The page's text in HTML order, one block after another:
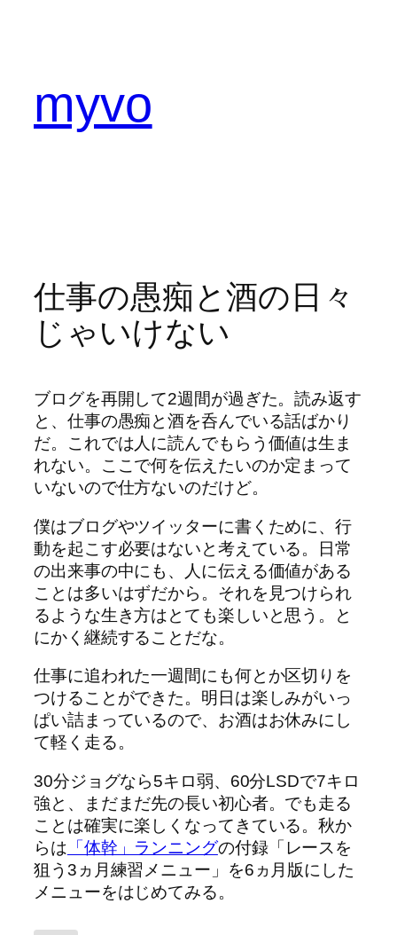
myvo
仕事の愚痴と酒の日々
じゃいけない
ブログを再開して2週間が過ぎた。読み返す
と、仕事の愚痴と酒を呑んでいる話ばかり
だ。これでは人に読んでもらう価値は生ま
れない。ここで何を伝えたいのか定まって
いないので仕方ないのだけど。
僕はブログやツイッターに書くために、行
動を起こす必要はないと考えている。日常
の出来事の中にも、人に伝える価値がある
ことは多いはずだから。それを見つけられ
るような生き方はとても楽しいと思う。と
にかく継続することだな。
仕事に追われた一週間にも何とか区切りを
つけることができた。明日は楽しみがいっ
ぱい詰まっているので、お酒はお休みにし
て軽く走る。
30分ジョグなら5キロ弱、60分LSDで7キロ
強と、まだまだ先の長い初心者。でも走る
ことは確実に楽しくなってきている。秋か
らは 「体幹」ランニングの付録「レースを
狙う3ヵ月練習メニュー」を6ヵ月版にした
メニューをはじめてみる。